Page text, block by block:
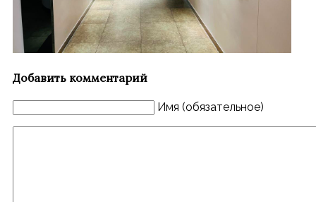
Добавить комментарий
Имя (обязательное)